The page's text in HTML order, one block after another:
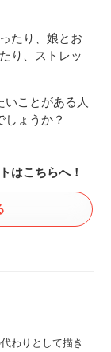
たり、娘とお
り、ストレッ
いことがある人
ょうか？
はこちらへ！
わりとして描き